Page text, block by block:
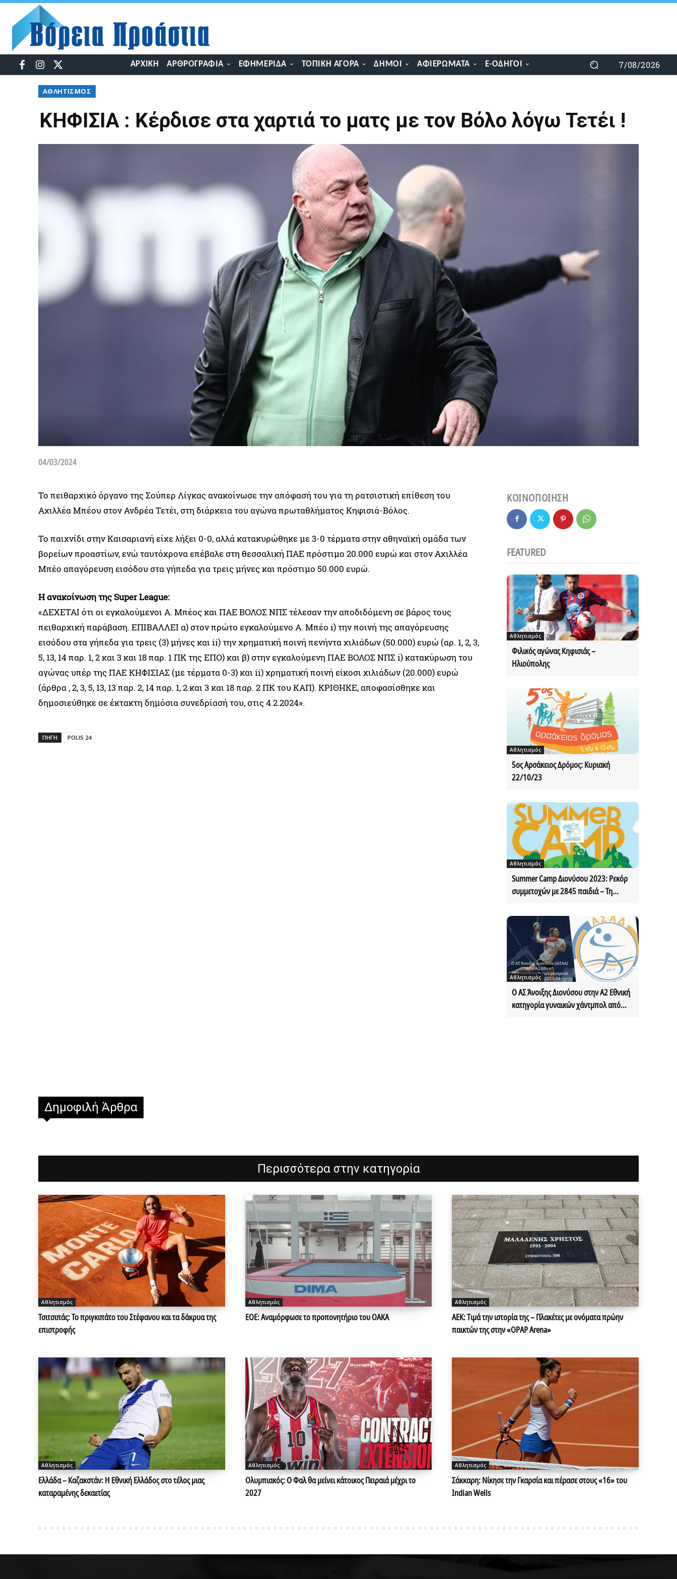
ΑΡΧΙΚΉ ΑΡΘΡΟΓΡΑΦΊΑ ΕΦΗΜΕΡΊΔΑ ΤΟΠΙΚΉ ΑΓΟΡΆ ΔΉΜΟΙ ΑΦΙΕΡΏΜΑΤΑ E-ΟΔΗΓΟΊ 7/08/2026
ΑΘΛΗΤΙΣΜΌΣ
ΚΗΦΙΣΙΑ : Κέρδισε στα χαρτιά το ματς με τον Βόλο λόγω Τετέι !
04/03/2024
Το πειθαρχικό όργανο της Σούπερ Λίγκας ανακοίνωσε την απόφασή του για τη ρατσιστική επίθεση του
Αχιλλέα Μπέου στον Ανδρέα Τετέι, στη διάρκεια του αγώνα πρωταθλήματος Κηφισιά-Βόλος.
Το παιχνίδι στην Καισαριανή είχε λήξει 0-0, αλλά κατακυρώθηκε με 3-0 τέρματα στην αθηναϊκή ομάδα των
βορείων προαστίων, ενώ ταυτόχρονα επέβαλε στη θεσσαλική ΠΑΕ πρόστιμο 20.000 ευρώ και στον Αχιλλέα
Μπέο απαγόρευση εισόδου στα γήπεδα για τρεις μήνες και πρόστιμο 50.000 ευρώ.
Η ανακοίνωση της Super League:
«ΔΕΧΕΤΑΙ ότι οι εγκαλούμενοι Α. Μπέος και ΠΑΕ ΒΟΛΟΣ ΝΠΣ τέλεσαν την αποδιδόμενη σε βάρος τους
πειθαρχική παράβαση. ΕΠΙΒΑΛΛΕΙ α) στον πρώτο εγκαλούμενο Α. Μπέο i) την ποινή της απαγόρευσης
εισόδου στα γήπεδα για τρεις (3) μήνες και ii) την χρηματική ποινή πενήντα χιλιάδων (50.000) ευρώ (αρ. 1, 2, 3,
5, 13, 14 παρ. 1, 2 και 3 και 18 παρ. 1 ΠΚ της ΕΠΟ) και β) στην εγκαλούμενη ΠΑΕ ΒΟΛΟΣ ΝΠΣ i) κατακύρωση του
αγώνας υπέρ της ΠΑΕ ΚΗΦΙΣΙΑΣ (με τέρματα 0-3) και ii) χρηματική ποινή είκοσι χιλιάδων (20.000) ευρώ
(άρθρα , 2, 3, 5, 13, 13 παρ. 2, 14 παρ. 1, 2 και 3 και 18 παρ. 2 ΠΚ του ΚΑΠ). ΚΡΙΘΗΚΕ, αποφασίσθηκε και
δημοσιεύθηκε σε έκτακτη δημόσια συνεδρίασή του, στις 4.2.2024».
ΠΗΓΉ POLIS 24
ΚΟΙΝΟΠΟΙΗΣΗ
FEATURED
Αθλητισμός
Φιλικός αγώνας Κηφισιάς –
Ηλιούπολης
Αθλητισμός
5ος Αρσάκειος Δρόμος: Κυριακή
22/10/23
Αθλητισμός
Summer Camp Διονύσου 2023: Ρεκόρ
συμμετοχών με 2845 παιδιά – Τη...
Αθλητισμός
Ο ΑΣ Άνοιξης Διονύσου στην Α2 Εθνική
κατηγορία γυναικών χάντμπολ από...
Δημοφιλή Άρθρα
Περισσότερα στην κατηγορία
Αθλητισμός
Τσιτσιπάς: Το πριγκιπάτο του Στέφανου και τα δάκρυα της
επιστροφής
Αθλητισμός
ΕΟΕ: Αναμόρφωσε το προπονητήριο του ΟΑΚΑ
Αθλητισμός
ΑΕΚ: Τιμά την ιστορία της – Πλακέτες με ονόματα πρώην
παικτών της στην «OPAP Arena»
Αθλητισμός
Ελλάδα – Καζακστάν: Η Εθνική Ελλάδος στο τέλος μιας
καταραμένης δεκαετίας
Αθλητισμός
Ολυμπιακός: Ο Φαλ θα μείνει κάτοικος Πειραιά μέχρι το
2027
Αθλητισμός
Σάκκαρη: Νίκησε την Γκαρσία και πέρασε στους «16» του
Indian Wells